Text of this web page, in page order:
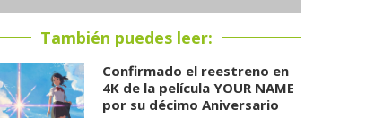
También puedes leer:
Confirmado el reestreno en
4K de la película YOUR NAME
por su décimo Aniversario